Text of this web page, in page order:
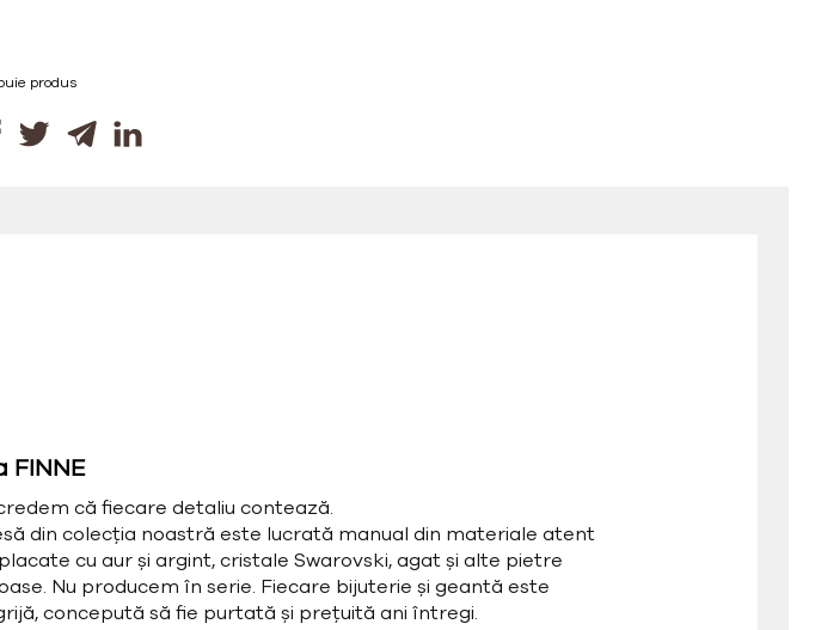
produs
FINNE
că fiecare detaliu contează.
din colecția noastră este lucrată manual din materiale atent
cu aur și argint, cristale Swarovski, agat și alte pietre
Nu producem în serie. Fiecare bijuterie și geantă este
concepută să fie purtată și prețuită ani întregi.